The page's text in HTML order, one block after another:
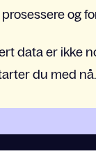
og
data er ikke
du med nå.